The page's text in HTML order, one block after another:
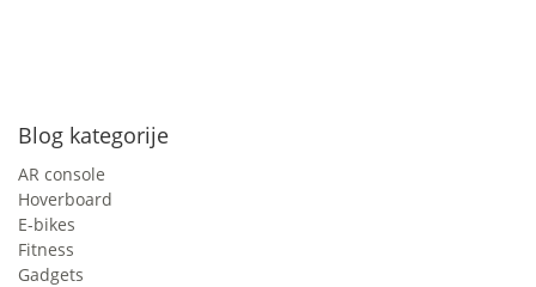
Blog kategorije
AR console
Hoverboard
E-bikes
Fitness
Gadgets